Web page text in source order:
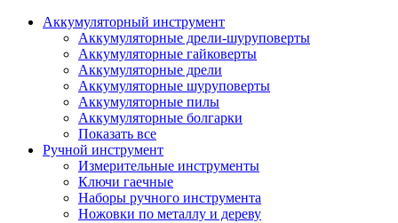
Аккумуляторный инструмент
Аккумуляторные дрели-шуруповерты
Аккумуляторные гайковерты
Аккумуляторные дрели
Аккумуляторные шуруповерты
Аккумуляторные пилы
Аккумуляторные болгарки
Показать все
Ручной инструмент
Измерительные инструменты
Ключи гаечные
Наборы ручного инструмента
Ножовки по металлу и дереву